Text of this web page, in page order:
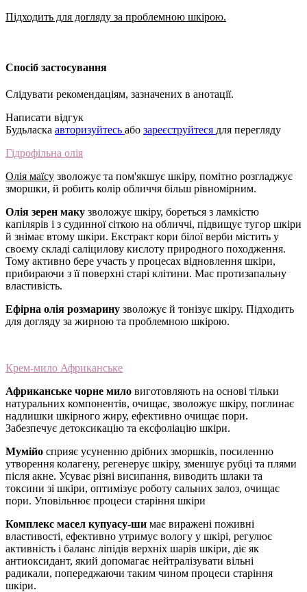
Підходить для догляду за проблемною шкірою.
Спосіб застосування
Слідувати рекомендаціям, зазначених в анотації.
Написати відгук
Будьласка авторизуйтесь або зареєструйтеся для перегляду
Гідрофільна олія
Олія маїсу зволожує та пом'якшує шкіру, помітно розгладжує
зморшки, й робить колір обличчя більш рівномірним.
Олія зерен маку зволожує шкіру, бореться з ламкістю
капілярів і з судинної сіткою на обличчі, підвищує тугор шкіри
й знімає втому шкіри. Екстракт кори білої верби містить у
своєму складі саліцилову кислоту природного походження.
Тому активно бере участь у процесах відновлення шкіри,
прибираючи з її поверхні старі клітини. Має протизапальну
властивість.
Ефірна олія розмарину зволожує й тонізує шкіру. Підходить
для догляду за жирною та проблемною шкірою.
Крем-мило Африканське
Африканське чорне мило виготовляють на основі тільки
натуральних компонентів, очищає, зволожує шкіру, поглинає
надлишки шкірного жиру, ефективно очищає пори.
Забезпечує детоксикацію та ексфоліацію шкіри.
Мумійо сприяє усуненню дрібних зморшків, посиленню
утворення колагену, регенерує шкіру, зменшує рубці та плями
після акне. Усуває різні висипання, виводить шлаки та
токсини зі шкіри, оптимізує роботу сальних залоз, очищає
пори. Уповільнює процеси старіння шкіри
Комплекс масел купуасу-ши має виражені поживні
властивості, ефективно утримує вологу у шкірі, регулює
активність і баланс ліпідів верхніх шарів шкіри, діє як
антиоксидант, який допомагає нейтралізувати вільні
радикали, попереджаючи таким чином процеси старіння
шкіри.